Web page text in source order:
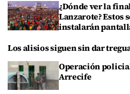
¿Dónde ver la
Lanzarote? Estos
instalarán
Los alisios siguen sin dar
Operación
Arrecife